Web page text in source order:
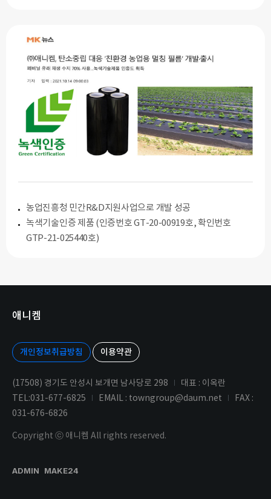
농업진흥청 민간R&D지원사업으로 개발 성공
녹색기술인증 제품 (인증번호 GT-20-00919호, 확인번호
GTP-21-025440호)
애니켐
개인정보취급방침 이용약관
(17508) 경기도 안성시 보개면 남사당로 298
대표 : 이옥란
TEL:031-677-6825
EMAIL : towngroup@daum.net
FAX :
031-676-6826
Copyright ⓒ 애니켐 All rights reserved.
ADMIN MAKE24